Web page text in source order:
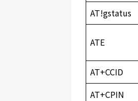
AT!gstatus
ATE
AT+CCID
AT+CPIN